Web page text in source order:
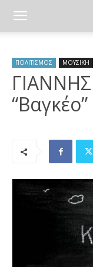
ΠΟΛΙΤΙΣΜΟΣ ΜΟΥΣΙΚΗ
“Βαγκέο”